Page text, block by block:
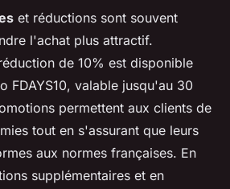
et réductions sont souvent
l'achat plus attractif.
de 10% est disponible
FDAYS10, valable jusqu'au 30
permettent aux clients de
tout en s'assurant que leurs
aux normes françaises. En
supplémentaires et en